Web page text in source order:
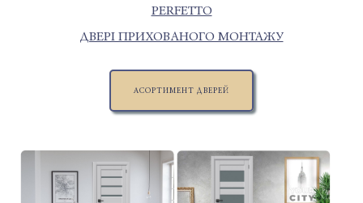
PERFETTO
ДВЕРІ ПРИХОВАНОГО МОНТАЖУ
АСОРТИМЕНТ ДВЕРЕЙ